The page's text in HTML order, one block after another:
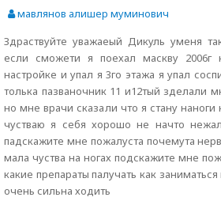
мавлянов алишер муминович
Здраствуйте уважаеый Дикуль уменя
если сможети я поехал маскву 2006г
настройке и упал я 3го этажа я упал
толька пазваночник 11 и12тый зделали
но мне врачи сказали что я стану наноги
чустваю я себя хорошо не начто
падскажите мне пожалуста почемута
мала чуства на ногах подскажите мне
какие препараты палучать как
очень сильна ходить